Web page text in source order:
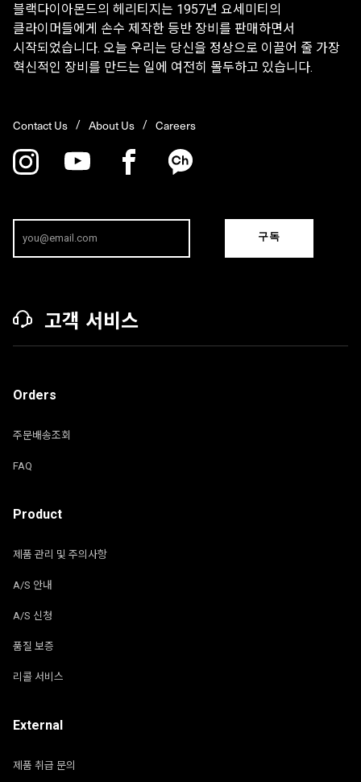
블랙다이아몬드의 헤리티지는 1957년 요세미티의
클라이머들에게 손수 제작한 등반 장비를 판매하면서
시작되었습니다. 오늘 우리는 당신을 정상으로 이끌어 줄 가장
혁신적인 장비를 만드는 일에 여전히 몰두하고 있습니다.
Contact Us About Us Careers
구독
고객 서비스
Orders
주문배송조회
FAQ
Product
제품 관리 및 주의사항
A/S 안내
A/S 신청
품질 보증
리콜 서비스
External
제품 취급 문의